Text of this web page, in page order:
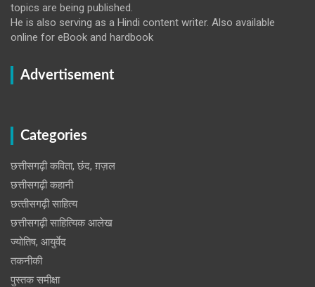
topics are being published.
He is also serving as a Hindi content writer. Also available
online for eBook and hardbook
Advertisement
Categories
छत्तीसगढ़ी कविता, छंद, ग़ज़ल
छत्तीसगढ़ी कहानी
छत्‍तीसगढ़ी साहित्‍य
छत्तीसगढ़ी साहित्यिक आलेख
ज्योतिष, आयुर्वेद
तकनीकी
पुस्‍तक समीक्षा